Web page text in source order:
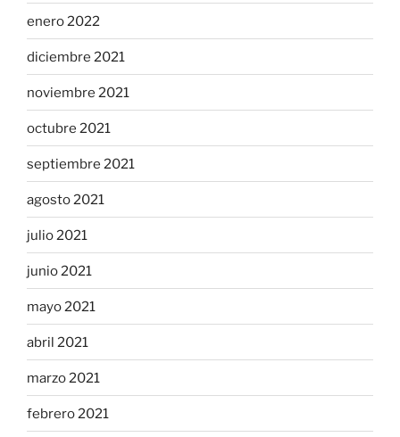
enero 2022
diciembre 2021
noviembre 2021
octubre 2021
septiembre 2021
agosto 2021
julio 2021
junio 2021
mayo 2021
abril 2021
marzo 2021
febrero 2021